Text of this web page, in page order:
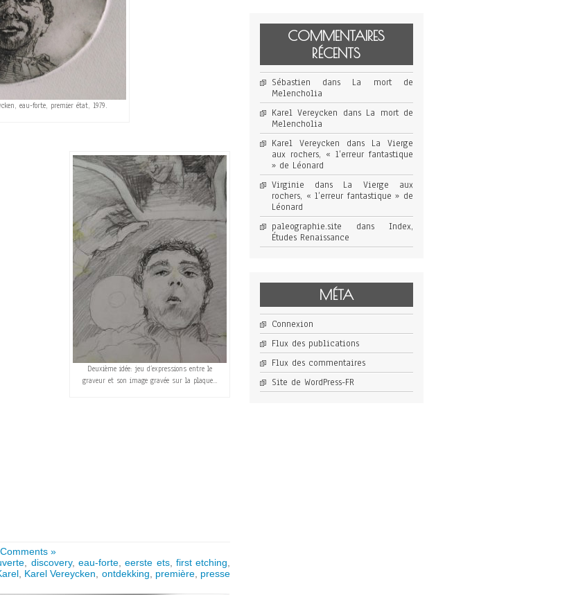
eau-forte, premier état, 1979.
Deuxième idée: jeu d’expressions entre le
graveur et son image gravée sur la plaque…
»
discovery, eau-forte,eerste ets, first etching
, Karel Vereycken ontdekking première, presse
COMMENTAIRES
RÉCENTS
Sébastien dans La mort de
Melencholia
Karel Vereycken dans La mort de
Melencholia
Karel Vereycken dans La Vierge
aux rochers, « l’erreur fantastique
» de Léonard
Virginie dans La Vierge aux
rochers, « l’erreur fantastique » de
Léonard
paleographie.site dans Index,
Études Renaissance
MÉTA
Connexion
Flux des publications
Flux des commentaires
Site de WordPress-FR